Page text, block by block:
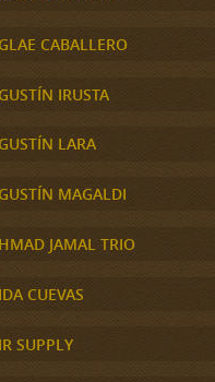
CABALLERO
IRUSTA
LARA
MAGALDI
JAMAL TRIO
CUEVAS
SUPPLY